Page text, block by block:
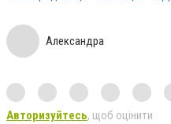
Александра
Авторизуйтесь, щоб оцінити